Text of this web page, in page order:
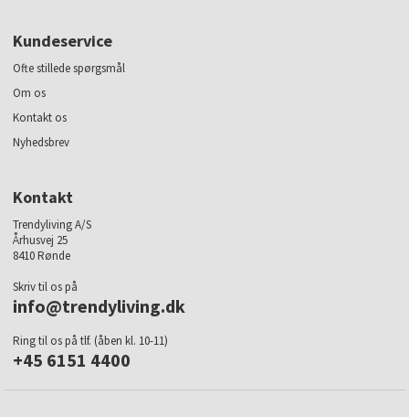
Kundeservice
Ofte stillede spørgsmål
Om os
Kontakt os
Nyhedsbrev
Kontakt
Trendyliving A/S
Århusvej 25
8410 Rønde
Skriv til os på
info@trendyliving.dk
Ring til os på tlf. (åben kl. 10-11)
+45 6151 4400